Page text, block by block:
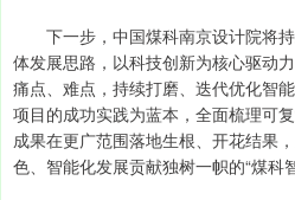
下一步，中国煤科南京设计院将持
体发展思路，以科技创新为核心驱动
痛点、难点，持续打磨、迭代优化智
项目的成功实践为蓝本，全面梳理可
成果在更广范围落地生根、开花结果
色、智能化发展贡献独树一帜的“煤科